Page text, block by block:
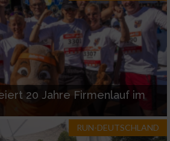
20 Jahre Firmenlauf im
RUN-DEUTSCHLAND
Daten zur Auswahl
Standortdaten
angeforderten